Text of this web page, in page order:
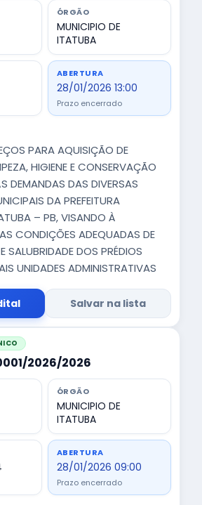
ÓRGÃO
MUNICIPIO DE
ITATUBA
ABERTURA
28/01/2026 13:00
Prazo encerrado
PARA AQUISIÇÃO DE
HIGIENE E CONSERVAÇÃO
DEMANDAS DAS DIVERSAS
DA PREFEITURA
– PB, VISANDO À
CONDIÇÕES ADEQUADAS DE
SALUBRIDADE DOS PRÉDIOS
UNIDADES ADMINISTRATIVAS
Salvar na lista
2026/2026
ÓRGÃO
MUNICIPIO DE
ITATUBA
ABERTURA
28/01/2026 09:00
Prazo encerrado